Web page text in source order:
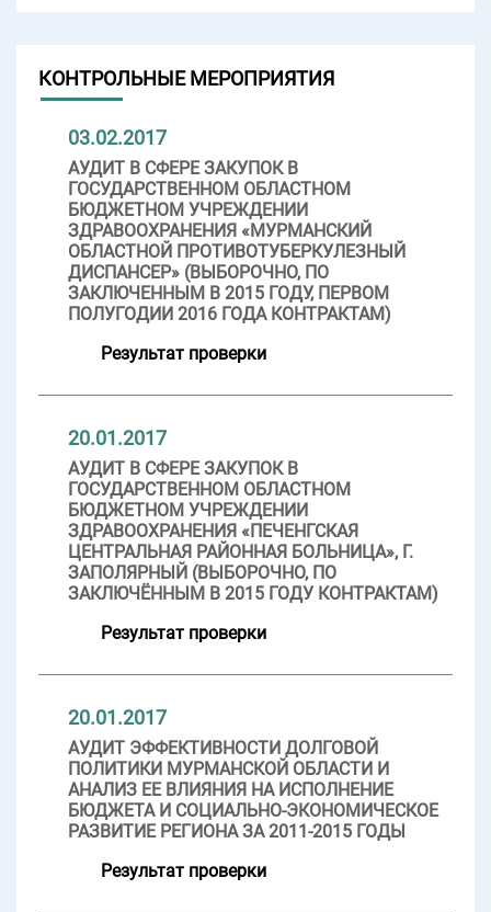
КОНТРОЛЬНЫЕ МЕРОПРИЯТИЯ
03.02.2017
АУДИТ В СФЕРЕ ЗАКУПОК В
ГОСУДАРСТВЕННОМ ОБЛАСТНОМ
БЮДЖЕТНОМ УЧРЕЖДЕНИИ
ЗДРАВООХРАНЕНИЯ «МУРМАНСКИЙ
ОБЛАСТНОЙ ПРОТИВОТУБЕРКУЛЕЗНЫЙ
ДИСПАНСЕР» (ВЫБОРОЧНО, ПО
ЗАКЛЮЧЕННЫМ В 2015 ГОДУ, ПЕРВОМ
ПОЛУГОДИИ 2016 ГОДА КОНТРАКТАМ)
Результат проверки
20.01.2017
АУДИТ В СФЕРЕ ЗАКУПОК В
ГОСУДАРСТВЕННОМ ОБЛАСТНОМ
БЮДЖЕТНОМ УЧРЕЖДЕНИИ
ЗДРАВООХРАНЕНИЯ «ПЕЧЕНГСКАЯ
ЦЕНТРАЛЬНАЯ РАЙОННАЯ БОЛЬНИЦА», Г.
ЗАПОЛЯРНЫЙ (ВЫБОРОЧНО, ПО
ЗАКЛЮЧЁННЫМ В 2015 ГОДУ КОНТРАКТАМ)
Результат проверки
20.01.2017
АУДИТ ЭФФЕКТИВНОСТИ ДОЛГОВОЙ
ПОЛИТИКИ МУРМАНСКОЙ ОБЛАСТИ И
АНАЛИЗ ЕЕ ВЛИЯНИЯ НА ИСПОЛНЕНИЕ
БЮДЖЕТА И СОЦИАЛЬНО-ЭКОНОМИЧЕСКОЕ
РАЗВИТИЕ РЕГИОНА ЗА 2011-2015 ГОДЫ
Результат проверки